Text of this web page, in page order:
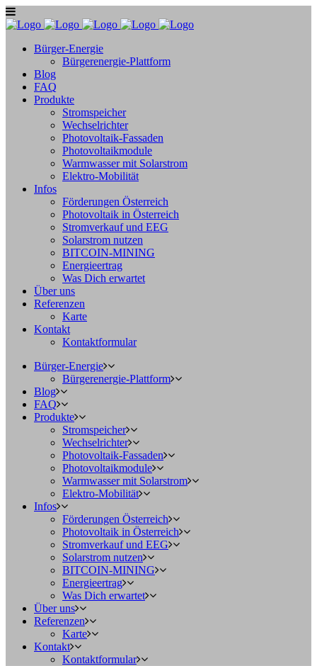
Bürger-Energie
Bürgerenergie-Plattform
Blog
FAQ
Produkte
Stromspeicher
Wechselrichter
Photovoltaik-Fassaden
Photovoltaikmodule
Warmwasser mit Solarstrom
Elektro-Mobilität
Infos
Förderungen Österreich
Photovoltaik in Österreich
Stromverkauf und EEG
Solarstrom nutzen
BITCOIN-MINING
Energieertrag
Was Dich erwartet
Über uns
Referenzen
Karte
Kontakt
Kontaktformular
Bürger-Energie
Bürgerenergie-Plattform
Blog
FAQ
Produkte
Stromspeicher
Wechselrichter
Photovoltaik-Fassaden
Photovoltaikmodule
Warmwasser mit Solarstrom
Elektro-Mobilität
Infos
Förderungen Österreich
Photovoltaik in Österreich
Stromverkauf und EEG
Solarstrom nutzen
BITCOIN-MINING
Energieertrag
Was Dich erwartet
Über uns
Referenzen
Karte
Kontakt
Kontaktformular